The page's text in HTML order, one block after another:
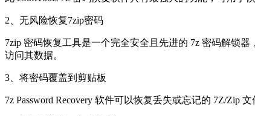
2、无风险恢复7zip密码
7zip 密码恢复工具是一个完全安全且先进的 7z 密码解锁
访问其数据。
3、将密码覆盖到剪贴板
7z Password Recovery 软件可以恢复丢失或忘记的 7Z/Zip